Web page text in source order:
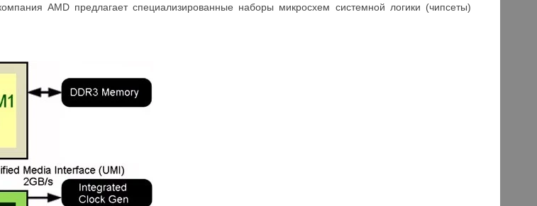
AMD предлагает специализированные наборы микросхем системной логики (чипсеты)